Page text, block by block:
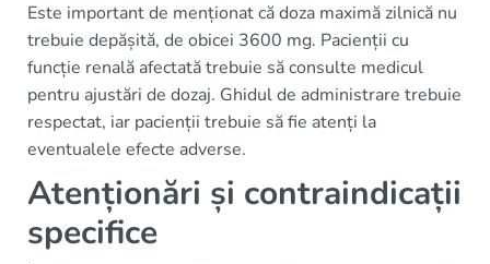
Este important de menționat că doza maximă zilnică nu
trebuie depășită, de obicei 3600 mg. Pacienții cu
funcție renală afectată trebuie să consulte medicul
pentru ajustări de dozaj. Ghidul de administrare trebuie
respectat, iar pacienții trebuie să fie atenți la
eventualele efecte adverse.
Atenționări și contraindicații
specifice